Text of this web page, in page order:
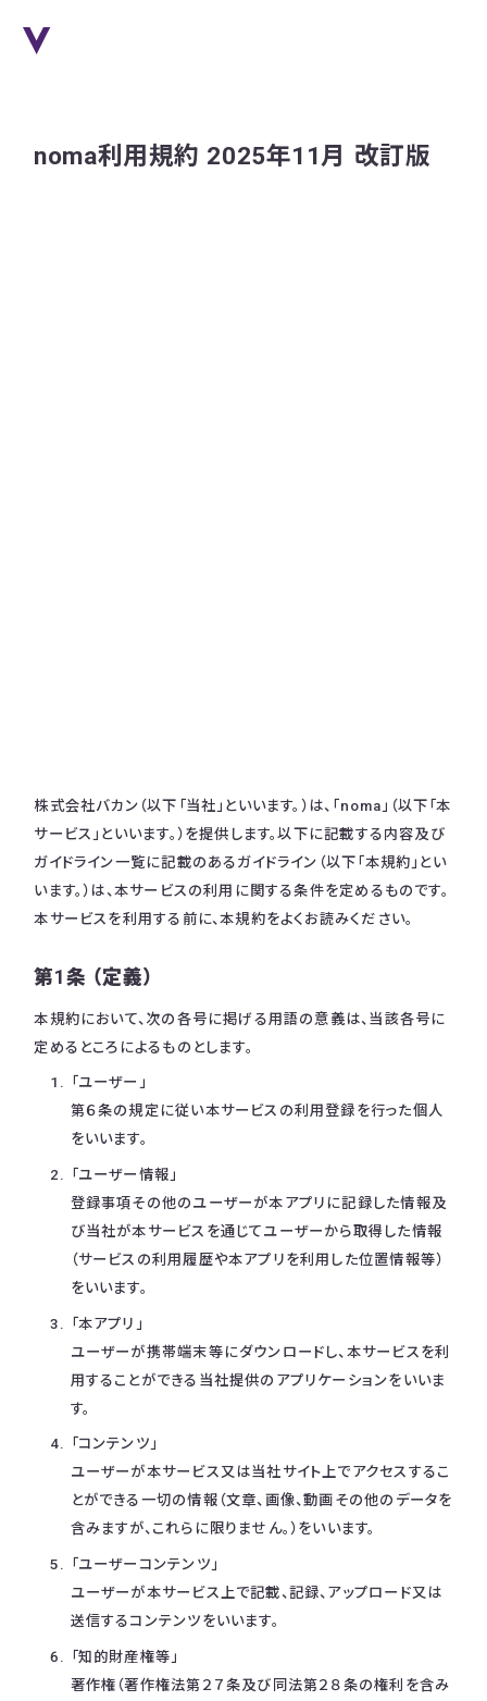
noma利用規約 2025年11月 改訂版
株式会社バカン（以下「当社」といいます。）は、「noma」（以下「本
サービス」といいます。）を提供します。以下に記載する内容及び
ガイドライン一覧に記載のあるガイドライン（以下「本規約」とい
います。）は、本サービスの利用に関する条件を定めるものです。
本サービスを利用する前に、本規約をよくお読みください。
第1条 （定義）
本規約において、次の各号に掲げる用語の意義は、当該各号に
定めるところによるものとします。
「ユーザー」
第６条の規定に従い本サービスの利用登録を行った個人
をいいます。
「ユーザー情報」
登録事項その他のユーザーが本アプリに記録した情報及
び当社が本サービスを通じてユーザーから取得した情報
（サービスの利用履歴や本アプリを利用した位置情報等）
をいいます。
「本アプリ」
ユーザーが携帯端末等にダウンロードし、本サービスを利
用することができる当社提供のアプリケーションをいいま
す。
「コンテンツ」
ユーザーが本サービス又は当社サイト上でアクセスするこ
とができる一切の情報（文章、画像、動画その他のデータを
含みますが、これらに限りません。）をいいます。
「ユーザーコンテンツ」
ユーザーが本サービス上で記載、記録、アップロード又は
送信するコンテンツをいいます。
「知的財産権等」
著作権（著作権法第２７条及び同法第２８条の権利を含み